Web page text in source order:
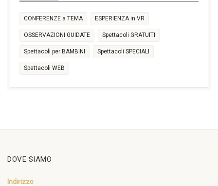
CONFERENZE a TEMA ESPERIENZA in VR
OSSERVAZIONI GUIDATE Spettacoli GRATUITI
Spettacoli per BAMBINI Spettacoli SPECIALI
Spettacoli WEB
DOVE SIAMO
Indirizzo